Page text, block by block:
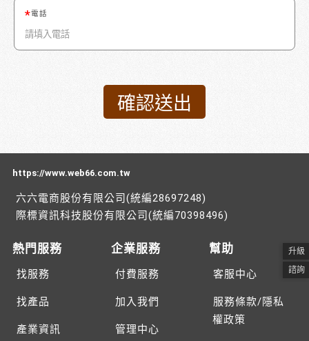
電話
https://www.web66.com.tw
六六電商股份有限公司(統編28697248)
際標資訊科技股份有限公司(統編70398496)
熱門服務
找服務
找產品
產業資訊
企業服務
付費服務
加入我們
管理中心
幫助
客服中心
服務條款/隱私
權政策
升級
諮詢